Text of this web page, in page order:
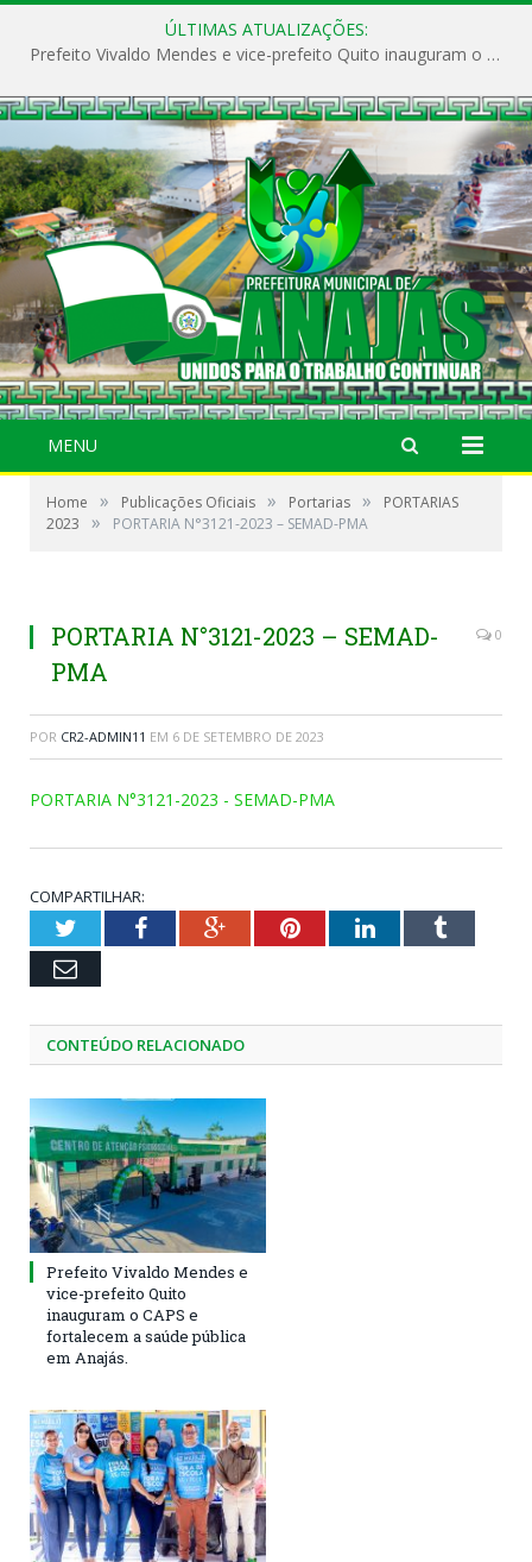
ÚLTIMAS ATUALIZAÇÕES:
Prefeito Vivaldo Mendes e vice-prefeito Quito inauguram o CAPS e fortalecem a saúde pública em Anajás.
MENU
Home » Publicações Oficiais » Portarias »
PORTARIAS
2023
» PORTARIA N°3121-2023 – SEMAD-PMA
PORTARIA N°3121-2023 – SEMAD-
PMA
0
POR CR2-ADMIN11 EM 6 DE SETEMBRO DE 2023
PORTARIA N°3121-2023 - SEMAD-PMA
COMPARTILHAR:
TwitterFacebookGoogle+PinterestLinkedInTumblr
Email
CONTEÚDO RELACIONADO
Prefeito Vivaldo Mendes e
vice-prefeito Quito
inauguram o CAPS e
fortalecem a saúde pública
em Anajás.